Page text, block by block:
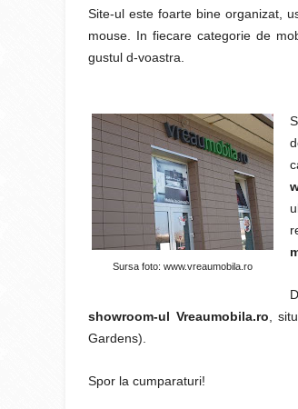
Site-ul este foarte bine organizat,
mouse. In fiecare categorie de
gustul d-voastra.
Sursa foto: www.vreaumobila.ro
showroom-ul Vreaumobila.ro ,
Gardens).
Spor la cumparaturi!